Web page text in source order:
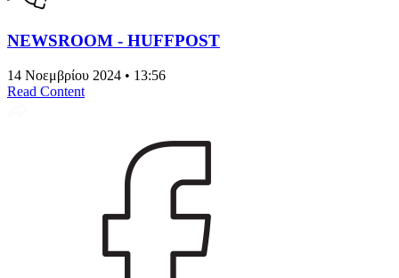
NEWSROOM - HUFFPOST
14 Νοεμβρίου 2024 • 13:56
Read Content